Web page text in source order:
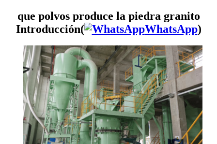
que polvos produce la piedra granito
Introducción(
WhatsApp)